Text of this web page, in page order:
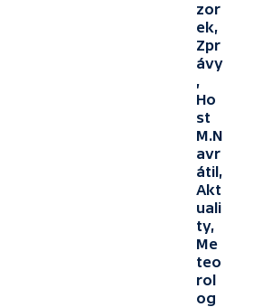
zor
ek,
Zpr
ávy
,
Ho
st
M.N
avr
átil,
Akt
uali
ty,
Me
teo
rol
og